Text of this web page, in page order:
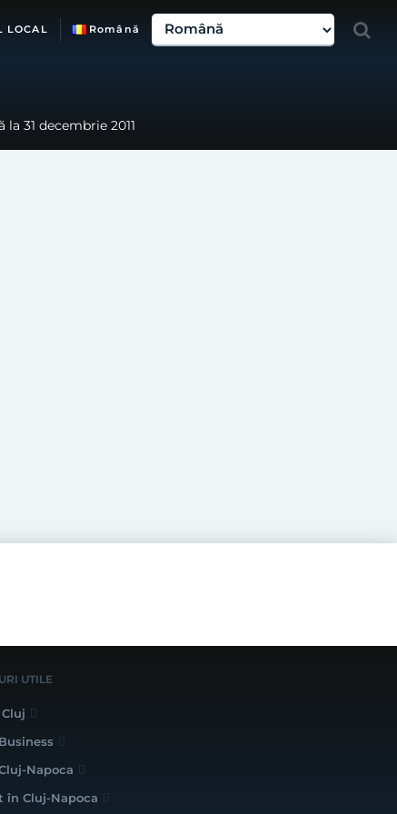
LOCAL Română
31 decembrie 2011
UTILE
Napoca
în Cluj-Napoca